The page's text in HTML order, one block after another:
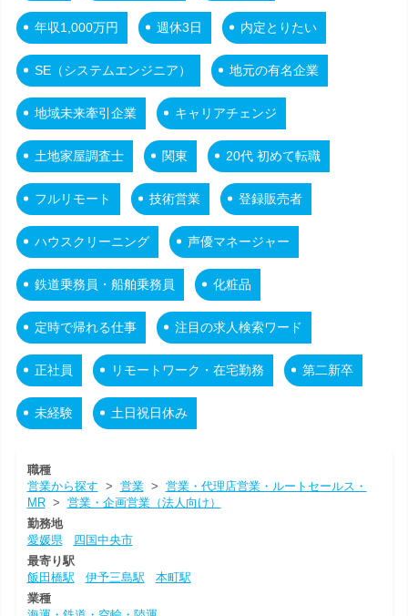
年収1,000万円 週休3日 内定とりたい
SE（システムエンジニア） 地元の有名企業
地域未来牽引企業 キャリアチェンジ
土地家屋調査士 関東 20代 初めて転職
フルリモート 技術営業 登録販売者
ハウスクリーニング 声優マネージャー
鉄道乗務員・船舶乗務員 化粧品
定時で帰れる仕事 注目の求人検索ワード
正社員 リモートワーク・在宅勤務 第二新卒
未経験 土日祝日休み
職種
営業から探す > 営業> 営業・代理店営業・ルートセールス・
MR> 営業・企画営業（法人向け）
勤務地
愛媛県
四国中央市
最寄り駅
飯田橋駅
伊予三島駅
本町駅
業種